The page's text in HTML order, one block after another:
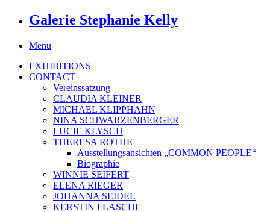
Galerie Stephanie Kelly
Menu
EXHIBITIONS
CONTACT
Vereinssatzung
CLAUDIA KLEINER
MICHAEL KLIPPHAHN
NINA SCHWARZENBERGER
LUCIE KLYSCH
THERESA ROTHE
Ausstellungsansichten „COMMON PEOPLE“
Biographie
WINNIE SEIFERT
ELENA RIEGER
JOHANNA SEIDEL
KERSTIN FLASCHE